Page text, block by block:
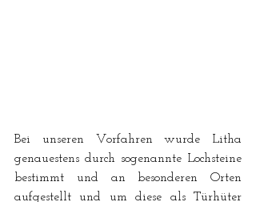
Bei unseren Vorfahren wurde Litha
genauestens durch sogenannte Lochsteine
bestimmt und an besonderen Orten
aufgestellt und um diese als Türhüter